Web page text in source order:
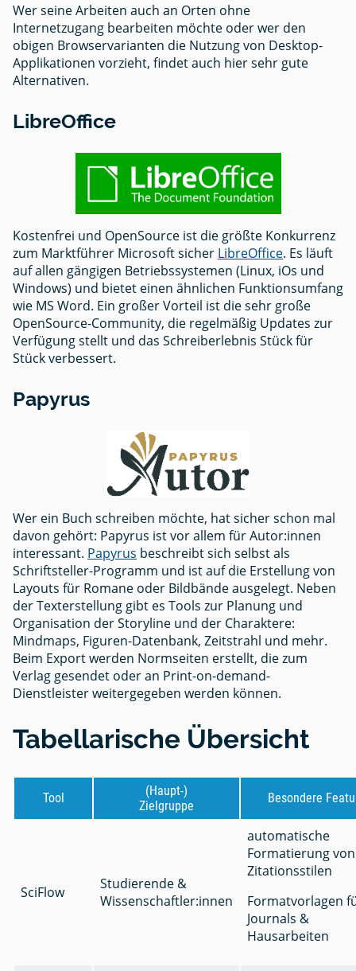
Wer seine Arbeiten auch an Orten ohne
Internetzugang bearbeiten möchte oder wer den
obigen Browservarianten die Nutzung von Desktop-
Applikationen vorzieht, findet auch hier sehr gute
Alternativen.
LibreOffice
Kostenfrei und OpenSource ist die größte Konkurrenz
zum Marktführer Microsoft sicher LibreOffice. Es läuft
auf allen gängigen Betriebssystemen (Linux, iOs und
Windows) und bietet einen ähnlichen Funktionsumfang
wie MS Word. Ein großer Vorteil ist die sehr große
OpenSource-Community, die regelmäßig Updates zur
Verfügung stellt und das Schreiberlebnis Stück für
Stück verbessert.
Papyrus
Wer ein Buch schreiben möchte, hat sicher schon mal
davon gehört: Papyrus ist vor allem für Autor:innen
interessant. Papyrus beschreibt sich selbst als
Schriftsteller-Programm und ist auf die Erstellung von
Layouts für Romane oder Bildbände ausgelegt. Neben
der Texterstellung gibt es Tools zur Planung und
Organisation der Storyline und der Charaktere:
Mindmaps, Figuren-Datenbank, Zeitstrahl und mehr.
Beim Export werden Normseiten erstellt, die zum
Verlag gesendet oder an Print-on-demand-
Dienstleister weitergegeben werden können.
Tabellarische Übersicht
Tool
(Haupt-)
Zielgruppe
Besondere
SciFlow
Studierende &
Wissenschaftler:innen
automatische
Formatierung von
Zitationsstilen
Formatvorlagen
Journals &
Hausarbeiten